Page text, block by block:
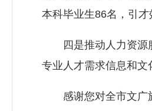
本科毕业生86名，引才
四是推动人力资源服
专业人才需求信息和
感谢您对全市文广